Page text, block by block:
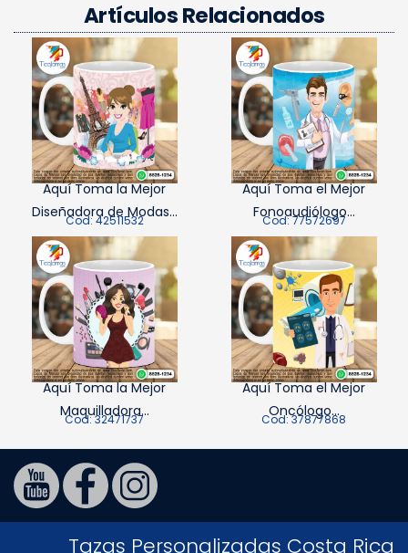
Artículos Relacionados
Aquí Toma la Mejor
Diseñadora de Modas...
Cod: 42511532
Aquí Toma el Mejor
Fonoaudiólogo...
Cod: 77572697
Aquí Toma la Mejor
Maquilladora...
Cod: 32471737
Aquí Toma el Mejor
Oncólogo...
Cod: 37877868
Tazas Personalizadas Costa Rica